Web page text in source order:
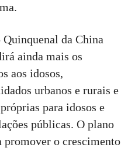
Quinquenal da China
ainda mais os
aos idosos,
urbanos e rurais e
para idosos e
públicas. O plano
promover o crescimento